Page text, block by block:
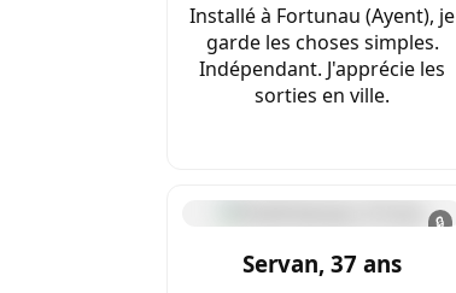
Installé à Fortunau (Ayent), je
garde les choses simples.
Indépendant. J'apprécie les
sorties en ville.
🔒
Servan, 37 ans